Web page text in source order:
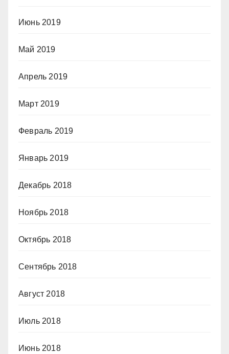
Июнь 2019
Май 2019
Апрель 2019
Март 2019
Февраль 2019
Январь 2019
Декабрь 2018
Ноябрь 2018
Октябрь 2018
Сентябрь 2018
Август 2018
Июль 2018
Июнь 2018